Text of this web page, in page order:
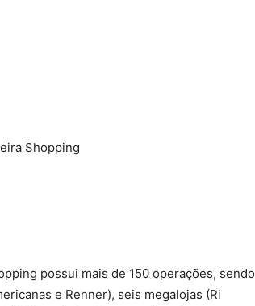
Shopping
possui mais de 150 operações, sendo
e Renner), seis megalojas (Ri